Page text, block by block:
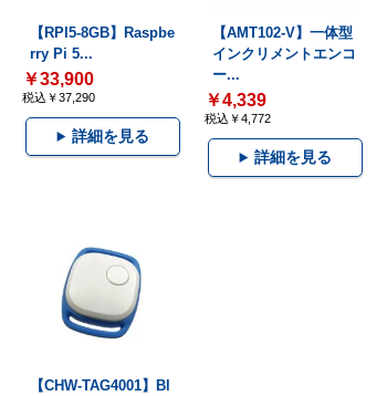
【RPI5-8GB】Raspbe
rry Pi 5...
￥33,900
税込￥37,290
詳細を見る
【AMT102-V】一体型
インクリメントエンコ
ー...
￥4,339
税込￥4,772
詳細を見る
【CHW-TAG4001】Bl